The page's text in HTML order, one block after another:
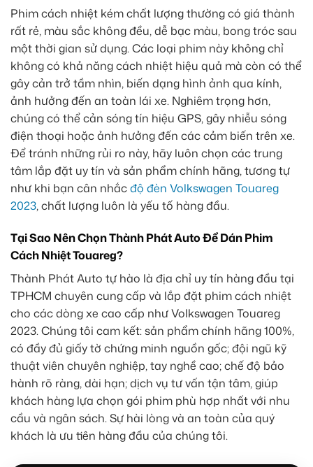
Phim cách nhiệt kém chất lượng thường có giá thành
rất rẻ, màu sắc không đều, dễ bạc màu, bong tróc sau
một thời gian sử dụng. Các loại phim này không chỉ
không có khả năng cách nhiệt hiệu quả mà còn có thể
gây cản trở tầm nhìn, biến dạng hình ảnh qua kính,
ảnh hưởng đến an toàn lái xe. Nghiêm trọng hơn,
chúng có thể cản sóng tín hiệu GPS, gây nhiễu sóng
điện thoại hoặc ảnh hưởng đến các cảm biến trên xe.
Để tránh những rủi ro này, hãy luôn chọn các trung
tâm lắp đặt uy tín và sản phẩm chính hãng, tương tự
như khi bạn cân nhắcđộ đèn Volkswagen Touareg
2023, chất lượng luôn là yếu tố hàng đầu.
Tại Sao Nên Chọn Thành Phát Auto Để Dán Phim
Cách Nhiệt Touareg?
Thành Phát Auto tự hào là địa chỉ uy tín hàng đầu tại
TPHCM chuyên cung cấp và lắp đặt phim cách nhiệt
cho các dòng xe cao cấp như Volkswagen Touareg
2023. Chúng tôi cam kết: sản phẩm chính hãng 100%,
có đầy đủ giấy tờ chứng minh nguồn gốc; đội ngũ kỹ
thuật viên chuyên nghiệp, tay nghề cao; chế độ bảo
hành rõ ràng, dài hạn; dịch vụ tư vấn tận tâm, giúp
khách hàng lựa chọn gói phim phù hợp nhất với nhu
cầu và ngân sách. Sự hài lòng và an toàn của quý
khách là ưu tiên hàng đầu của chúng tôi.